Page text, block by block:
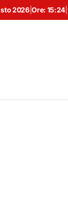
2026|Ore: 15:24